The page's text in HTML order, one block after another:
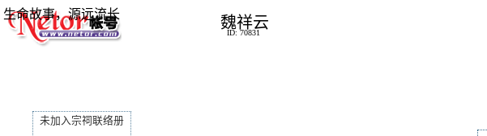
魏祥云
ID: 70831
生命故事，源远流长
未加入宗祠联络册